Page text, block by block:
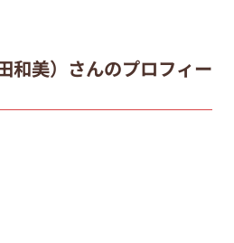
和美）さんのプロフィー